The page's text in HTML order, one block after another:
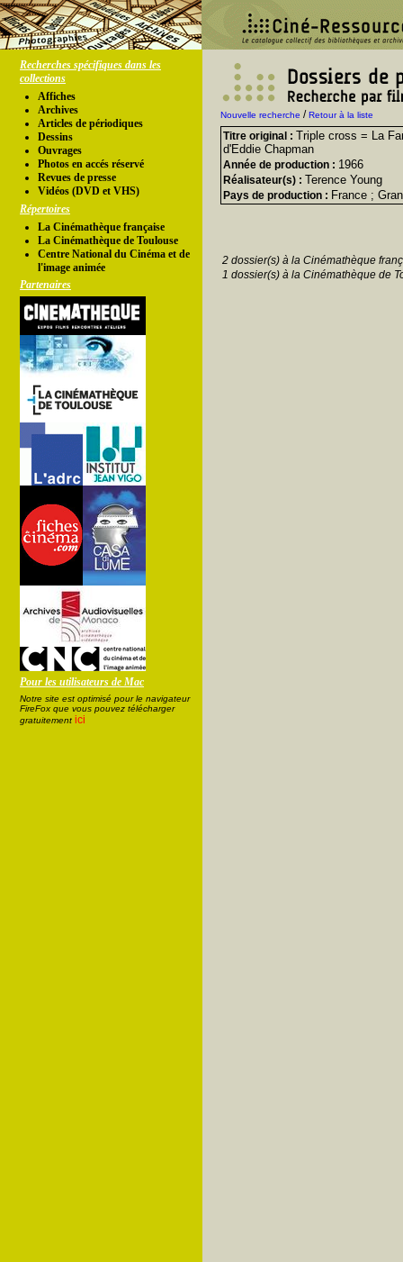
Recherches spécifiques dans les
collections
Affiches
Archives
Articles de périodiques
Dessins
Ouvrages
Photos en accés réservé
Revues de presse
Vidéos (DVD et VHS)
Répertoires
La Cinémathèque française
La Cinémathèque de Toulouse
Centre National du Cinéma et de
l'image animée
Partenaires
Pour les utilisateurs de Mac
Notre site est optimisé pour le navigateur
FireFox que vous pouvez télécharger
gratuitement ici
Nouvelle recherche /Retour à la liste
Titre original : Triple cross = La
d'Eddie Chapman
Année de production : 1966
Réalisateur(s) : Terence Young
Pays de production : France ;
2 dossier(s) à la Cinémathèque
1 dossier(s) à la Cinémathèque de